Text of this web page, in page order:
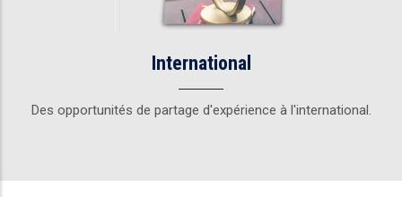
International
Des opportunités de partage d'expérience à l'international.